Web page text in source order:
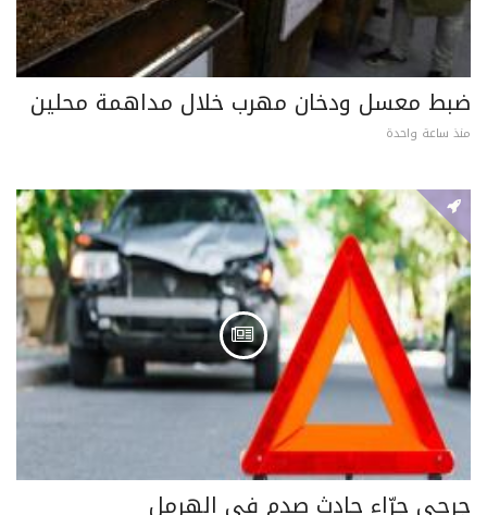
ضبط معسل ودخان مهرب خلال مداهمة محلين
منذ ساعة واحدة
جرحى جرّاء حادث صدم في الهرمل